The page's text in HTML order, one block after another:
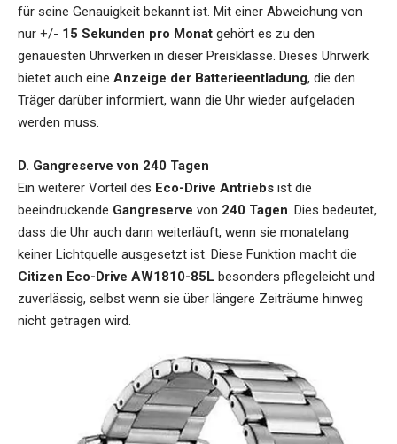
für seine Genauigkeit bekannt ist. Mit einer Abweichung von
nur +/- 15 Sekunden pro Monat gehört es zu den
genauesten Uhrwerken in dieser Preisklasse. Dieses Uhrwerk
bietet auch eine Anzeige der Batterieentladung, die den
Träger darüber informiert, wann die Uhr wieder aufgeladen
werden muss.
D. Gangreserve von 240 Tagen
Ein weiterer Vorteil des Eco-Drive Antriebs ist die
beeindruckende Gangreserve von 240 Tagen. Dies bedeutet,
dass die Uhr auch dann weiterläuft, wenn sie monatelang
keiner Lichtquelle ausgesetzt ist. Diese Funktion macht die
Citizen Eco-Drive AW1810-85L besonders pflegeleicht und
zuverlässig, selbst wenn sie über längere Zeiträume hinweg
nicht getragen wird.